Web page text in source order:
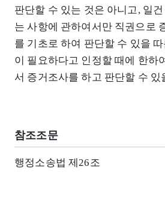
판단할 수 있는 것은 아니고, 일
는 사항에 관하여서만 직권으로
를 기초로 하여 판단할 수 있을
이 필요하다고 인정할 때에 한하
서 증거조사를 하고 판단할 수 있
참조조문
행정소송법 제26조